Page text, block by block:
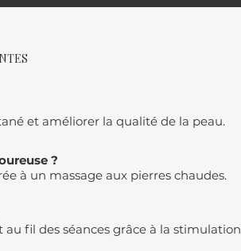
et améliorer la qualité de la peau.
?
à un massage aux pierres chaudes.
au fil des séances grâce à la stimulation